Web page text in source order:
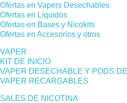
Ofertas en Vapers Desechables
Ofertas en Líquidos
Ofertas en Bases y Nicokits
Ofertas en Accesorios y otros
VAPER
KIT DE INICIO
VAPER DESECHABLE Y PODS
VAPER RECARGABLES
SALES DE NICOTINA